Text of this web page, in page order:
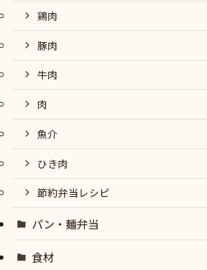
鶏肉
豚肉
牛肉
肉
魚介
ひき肉
節約弁当レシピ
パン・麺弁当
食材